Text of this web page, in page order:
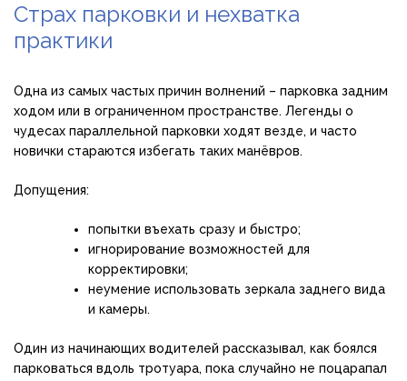
Страх парковки и нехватка
практики
Одна из самых частых причин волнений – парковка задним
ходом или в ограниченном пространстве. Легенды о
чудесах параллельной парковки ходят везде, и часто
новички стараются избегать таких манёвров.
Допущения:
попытки въехать сразу и быстро;
игнорирование возможностей для
корректировки;
неумение использовать зеркала заднего вида
и камеры.
Один из начинающих водителей рассказывал, как боялся
парковаться вдоль тротуара, пока случайно не поцарапал